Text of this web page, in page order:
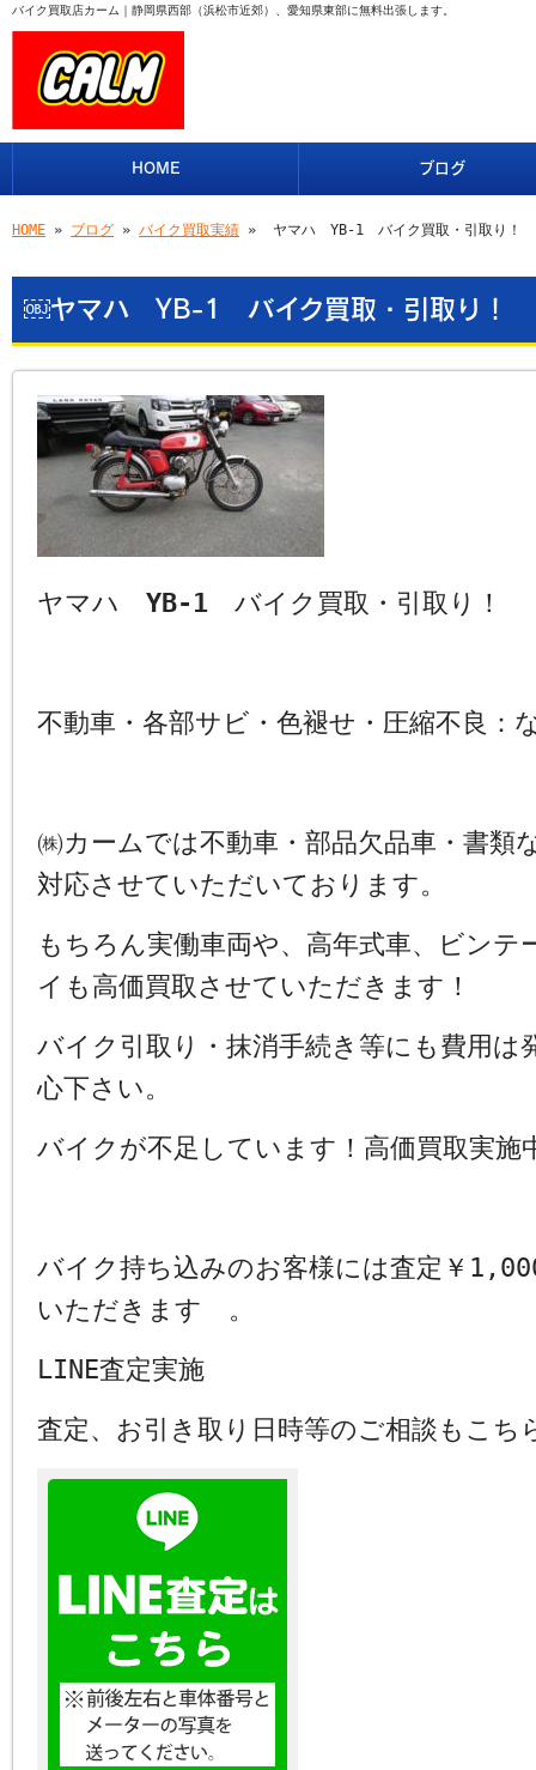
バイク買取店カーム｜静岡県西部（浜松市近郊）、愛知県東部に無料出張します。
HOME ブログ
HOME » ブログ » バイク買取実績 » ￼ヤマハ YB-1 バイク買取・引取り！
￼ヤマハ YB-1 バイク買取・引取り！
ヤマハ YB-1 バイク買取・引取り！
不動車・各部サビ・色褪せ・圧縮不良
㈱カームでは不動車・部品欠品車・書類
対応させていただいております。
もちろん実働車両や、高年式車、ビンテ
イも高価買取させていただきます！
バイク引取り・抹消手続き等にも費用は
心下さい。
バイクが不足しています！高価買取実施
バイク持ち込みのお客様には査定￥
いただきます 。
LINE査定実施
査定、お引き取り日時等のご相談もこち